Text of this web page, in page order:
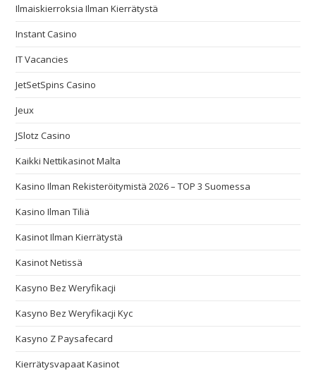
Ilmaiskierroksia Ilman Kierrätystä
Instant Casino
IT Vacancies
JetSetSpins Casino
Jeux
JSlotz Casino
Kaikki Nettikasinot Malta
Kasino Ilman Rekisteröitymistä 2026 – TOP 3 Suomessa
Kasino Ilman Tiliä
Kasinot Ilman Kierrätystä
Kasinot Netissä
Kasyno Bez Weryfikacji
Kasyno Bez Weryfikacji Kyc
Kasyno Z Paysafecard
Kierrätysvapaat Kasinot